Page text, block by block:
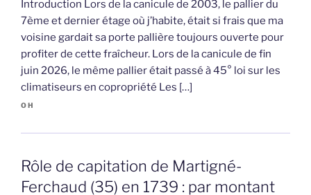
Introduction Lors de la canicule de 2003, le pallier du
7ème et dernier étage où j’habite, était si frais que ma
voisine gardait sa porte pallière toujours ouverte pour
profiter de cette fraîcheur. Lors de la canicule de fin
juin 2026, le même pallier était passé à 45° loi sur les
climatiseurs en copropriété Les […]
OH
Rôle de capitation de Martigné-
Ferchaud (35) en 1739 : par montant